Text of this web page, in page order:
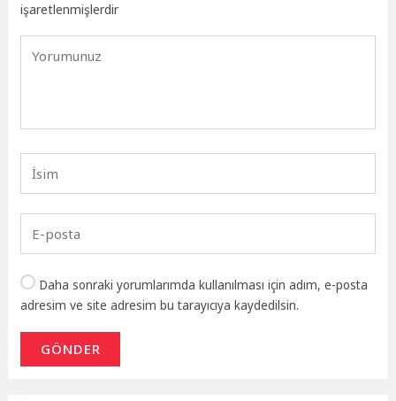
işaretlenmişlerdir
Daha sonraki yorumlarımda kullanılması için adım, e-posta
adresim ve site adresim bu tarayıcıya kaydedilsin.
GÖNDER